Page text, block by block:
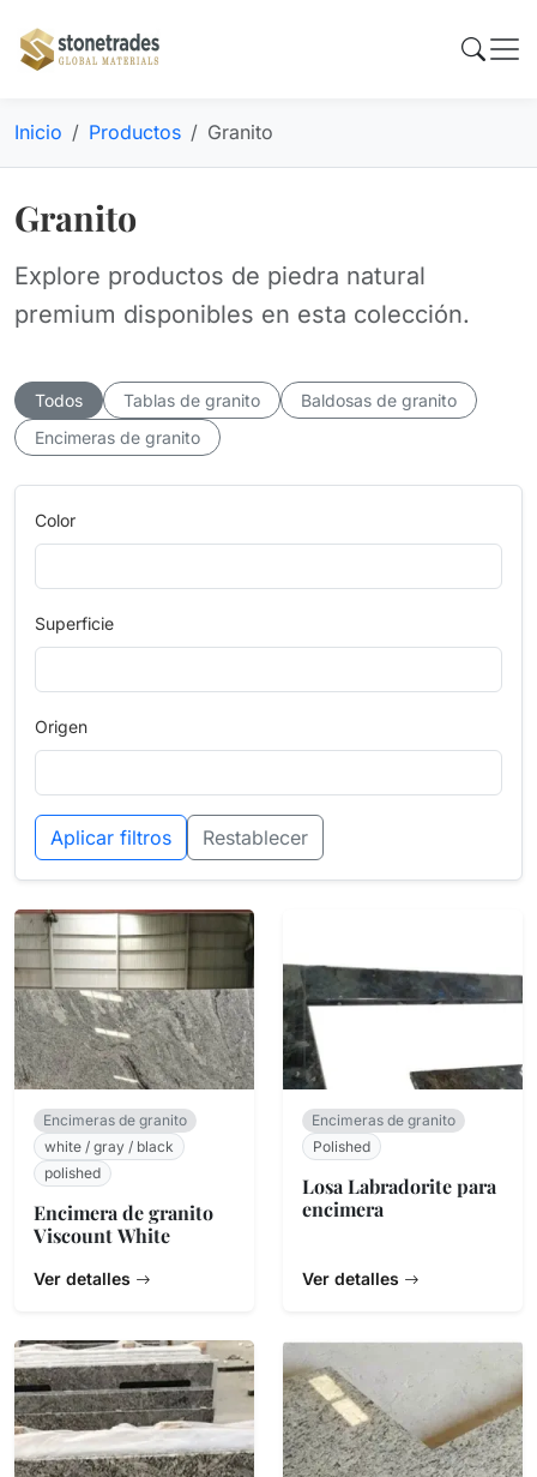
Inicio Productos Granito
Granito
Explore productos de piedra natural
premium disponibles en esta colección.
Todos Tablas de granito
Baldosas de granito
Encimeras de granito
Color
Superficie
Origen
Aplicar filtros Restablecer
Encimeras de granito
white / gray / black
polished
Encimera de granito
Viscount White
Ver detalles
Encimeras de granito
Polished
Losa Labradorite para
encimera
Ver detalles